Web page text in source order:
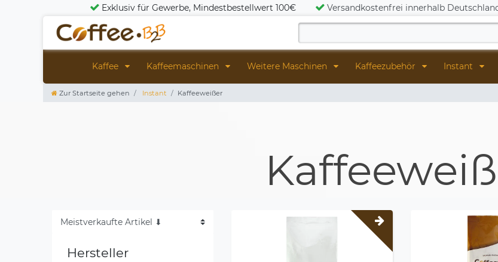
Exklusiv für Gewerbe, Mindestbestellwert 100€ Versandkostenfrei innerhalb
Kaffee Kaffeemaschinen Weitere Maschinen Kaffeezubehör Instant
Zur Startseite gehen Instant Kaffeeweißer
Hersteller